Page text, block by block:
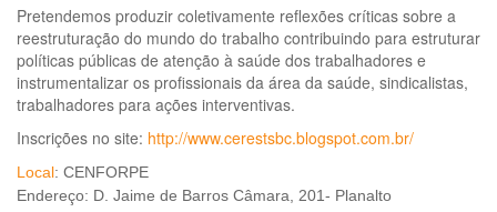
Pretendemos produzir coletivamente reflexões críticas sobre a
reestruturação do mundo do trabalho contribuindo para estruturar
políticas públicas de atenção à saúde dos trabalhadores e
instrumentalizar os profissionais da área da saúde, sindicalistas,
trabalhadores para ações interventivas.
Inscrições no site: http://www.cerestsbc.blogspot.com.br/
Local: CENFORPE
Endereço: D. Jaime de Barros Câmara, 201- Planalto